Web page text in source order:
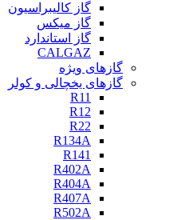
گاز کالیبراسیون
گاز میکس
گاز استاندارد
CALGAZ
گازهای ویژه
گازهای یخچالی و کولر
R11
R12
R22
R134A
R141
R402A
R404A
R407A
R502A